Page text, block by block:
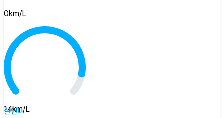
0km/L
실연비
14km/L